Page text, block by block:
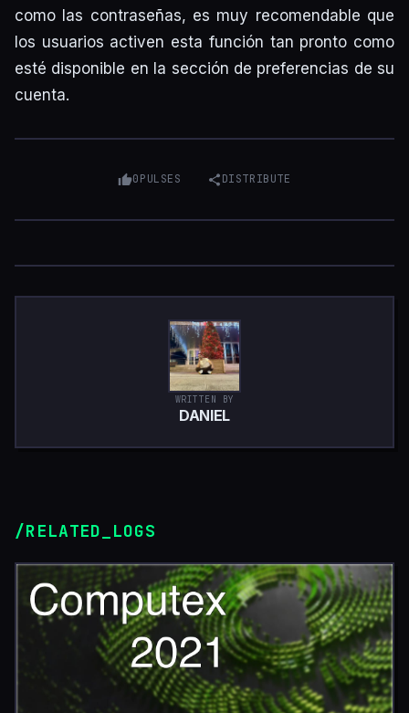
como las contraseñas, es muy recomendable que
los usuarios activen esta función tan pronto como
esté disponible en la sección de preferencias de su
cuenta.
0PULSES DISTRIBUTE
WRITTEN BY
DANIEL
/RELATED_LOGS